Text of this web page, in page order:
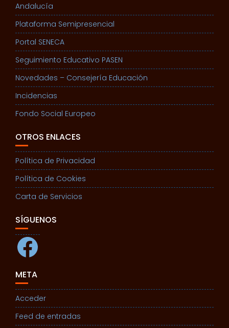
Andalucía
Plataforma Semipresencial
Portal SENECA
Seguimiento Educativo PASEN
Novedades – Consejería Educación
Incidencias
Fondo Social Europeo
OTROS ENLACES
Política de Privacidad
Política de Cookies
Carta de Servicios
SÍGUENOS
Facebook
META
Acceder
Feed de entradas